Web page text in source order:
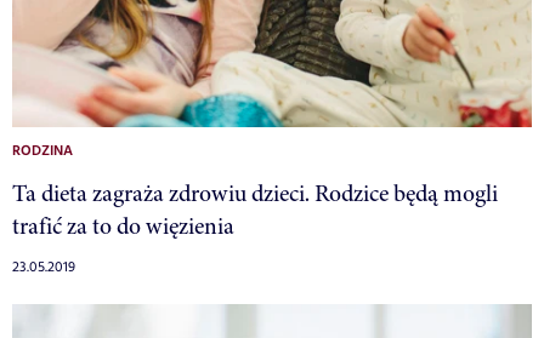
RODZINA
Ta dieta zagraża zdrowiu dzieci. Rodzice będą mogli
trafić za to do więzienia
23.05.2019